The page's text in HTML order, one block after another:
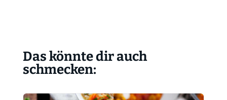
Das könnte dir auch
schmecken: